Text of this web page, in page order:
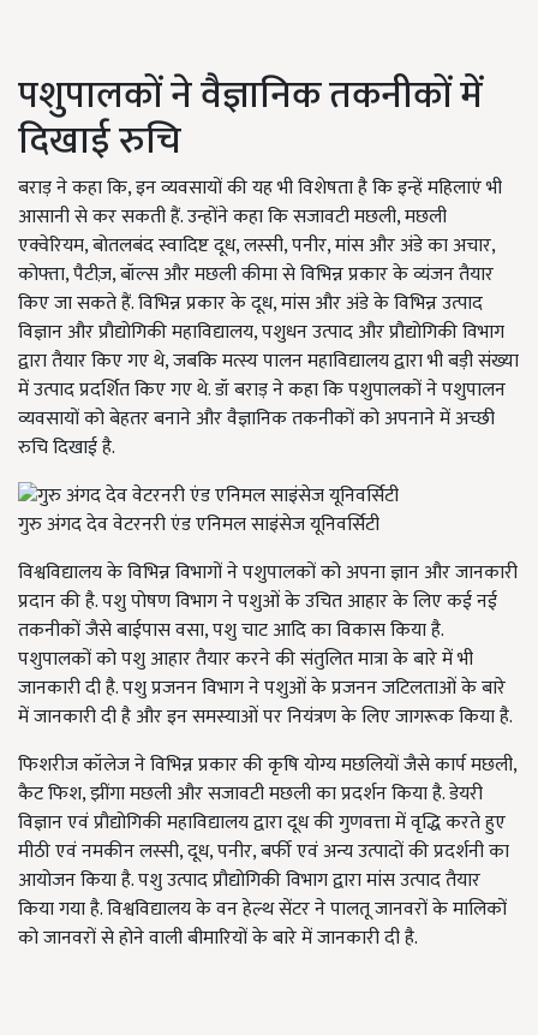
पशुपालकों ने वैज्ञानिक तकनीकों में
दिखाई रुचि
बराड़ ने कहा कि, इन व्यवसायों की यह भी विशेषता है कि इन्हें महिलाएं भी
आसानी से कर सकती हैं. उन्होंने कहा कि सजावटी मछली, मछली
एक्वेरियम, बोतलबंद स्वादिष्ट दूध, लस्सी, पनीर, मांस और अंडे का अचार,
कोफ्ता, पैटीज़, बॉल्स और मछली कीमा से विभिन्न प्रकार के व्यंजन तैयार
किए जा सकते हैं. विभिन्न प्रकार के दूध, मांस और अंडे के विभिन्न उत्पाद
विज्ञान और प्रौद्योगिकी महाविद्यालय, पशुधन उत्पाद और प्रौद्योगिकी विभाग
द्वारा तैयार किए गए थे, जबकि मत्स्य पालन महाविद्यालय द्वारा भी बड़ी संख्या
में उत्पाद प्रदर्शित किए गए थे. डॉ बराड़ ने कहा कि पशुपालकों ने पशुपालन
व्यवसायों को बेहतर बनाने और वैज्ञानिक तकनीकों को अपनाने में अच्छी
रुचि दिखाई है.
गुरु अंगद देव वेटरनरी एंड एनिमल साइंसेज यूनिवर्सिटी
विश्वविद्यालय के विभिन्न विभागों ने पशुपालकों को अपना ज्ञान और जानकारी
प्रदान की है. पशु पोषण विभाग ने पशुओं के उचित आहार के लिए कई नई
तकनीकों जैसे बाईपास वसा, पशु चाट आदि का विकास किया है.
पशुपालकों को पशु आहार तैयार करने की संतुलित मात्रा के बारे में भी
जानकारी दी है. पशु प्रजनन विभाग ने पशुओं के प्रजनन जटिलताओं के बारे
में जानकारी दी है और इन समस्याओं पर नियंत्रण के लिए जागरूक किया है.
फिशरीज कॉलेज ने विभिन्न प्रकार की कृषि योग्य मछलियों जैसे कार्प मछली,
कैट फिश, झींगा मछली और सजावटी मछली का प्रदर्शन किया है. डेयरी
विज्ञान एवं प्रौद्योगिकी महाविद्यालय द्वारा दूध की गुणवत्ता में वृद्धि करते हुए
मीठी एवं नमकीन लस्सी, दूध, पनीर, बर्फी एवं अन्य उत्पादों की प्रदर्शनी का
आयोजन किया है. पशु उत्पाद प्रौद्योगिकी विभाग द्वारा मांस उत्पाद तैयार
किया गया है. विश्वविद्यालय के वन हेल्थ सेंटर ने पालतू जानवरों के मालिकों
को जानवरों से होने वाली बीमारियों के बारे में जानकारी दी है.